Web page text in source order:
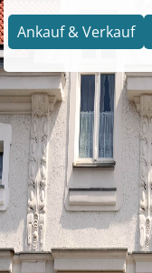
Ankauf & Verkauf